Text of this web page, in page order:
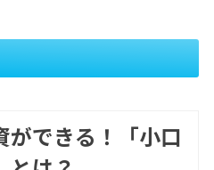
ができる！「小口